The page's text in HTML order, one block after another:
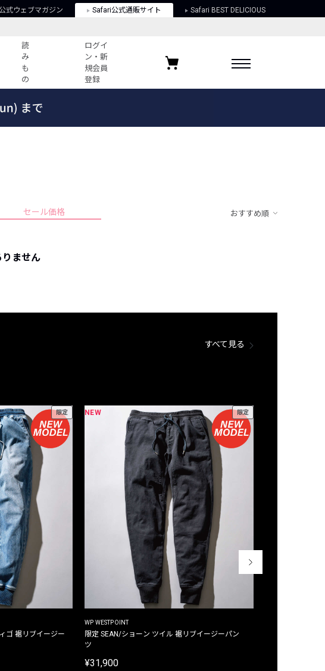
式ウェブマガジン Safari公式通販サイト Safari BEST DELICIOUS
読
み
も
の
ログイ
ン・新
規会員
登録
プライバシーポリシー
お気に入りブランド
セール価格 おすすめ順
ません
すべて見る
限定
ゴ 裾リブイージー
NEW 限定
WP WESTPOINT
限定 SEAN/ショーン ツイル 裾リブイージーパン
ツ
¥31,900